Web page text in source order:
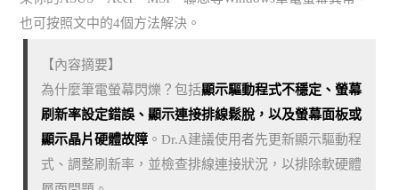
也可按照文中的4個方法解決。
【內容摘要】
為什麼筆電螢幕閃爍？包括顯示驅動程式不穩定、螢幕
刷新率設定錯誤、顯示連接排線鬆脫，以及螢幕面板或
顯示晶片硬體故障 。Dr.A建議使用者先更新顯示驅動程
式、調整刷新率，並檢查排線連接狀況，以排除軟硬體